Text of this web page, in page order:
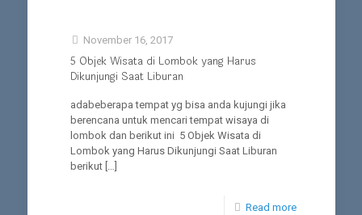
November 16, 2017
5 Objek Wisata di Lombok yang Harus
Dikunjungi Saat Liburan
adabeberapa tempat yg bisa anda kujungi jika
berencana untuk mencari tempat wisaya di
lombok dan berikut ini 5 Objek Wisata di
Lombok yang Harus Dikunjungi Saat Liburan
berikut[…]
Read more